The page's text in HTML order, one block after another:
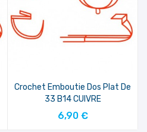
Crochet Emboutie Dos Plat De
33 B14 CUIVRE
6,90 €